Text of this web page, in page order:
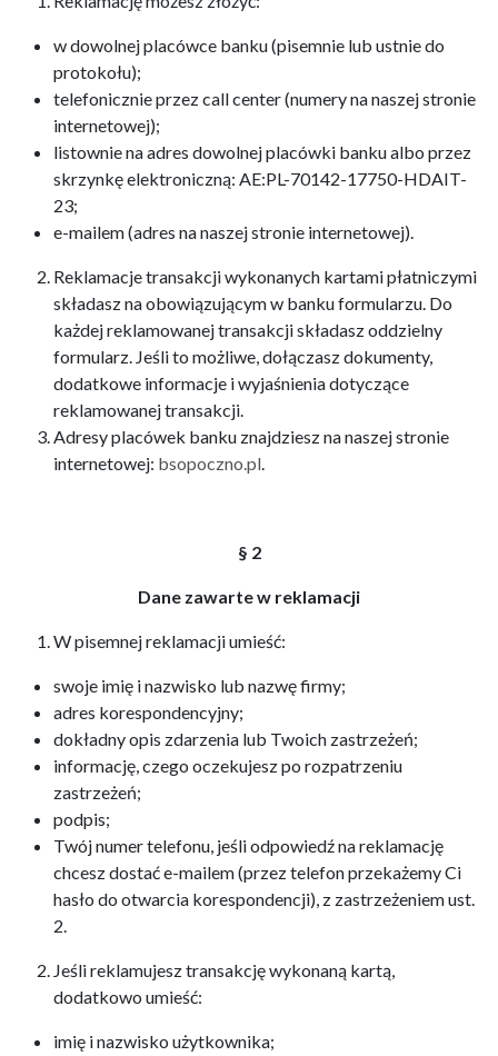
w dowolnej placówce banku (pisemnie lub ustnie do
protokołu);
telefonicznie przez call center (numery na naszej stronie
internetowej);
listownie na adres dowolnej placówki banku albo przez
skrzynkę elektroniczną: AE:PL-70142-17750-HDAIT-
23;
e-mailem (adres na naszej stronie internetowej).
Reklamacje transakcji wykonanych kartami płatniczymi
składasz na obowiązującym w banku formularzu. Do
każdej reklamowanej transakcji składasz oddzielny
formularz. Jeśli to możliwe, dołączasz dokumenty,
dodatkowe informacje i wyjaśnienia dotyczące
reklamowanej transakcji.
Adresy placówek banku znajdziesz na naszej stronie
internetowej: bsopoczno.pl.
§ 2
Dane zawarte w reklamacji
W pisemnej reklamacji umieść:
swoje imię i nazwisko lub nazwę firmy;
adres korespondencyjny;
dokładny opis zdarzenia lub Twoich zastrzeżeń;
informację, czego oczekujesz po rozpatrzeniu
zastrzeżeń;
podpis;
Twój numer telefonu, jeśli odpowiedź na reklamację
chcesz dostać e-mailem (przez telefon przekażemy Ci
hasło do otwarcia korespondencji), z zastrzeżeniem ust.
2.
Jeśli reklamujesz transakcję wykonaną kartą,
dodatkowo umieść:
imię i nazwisko użytkownika;